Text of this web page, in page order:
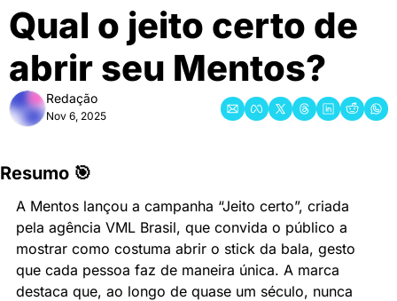
Qual o jeito certo de
abrir seu Mentos?
Redação
Nov 6, 2025
Resumo 🎯
A Mentos lançou a campanha “Jeito certo”, criada
pela agência VML Brasil, que convida o público a
mostrar como costuma abrir o stick da bala, gesto
que cada pessoa faz de maneira única. A marca
destaca que, ao longo de quase um século, nunca